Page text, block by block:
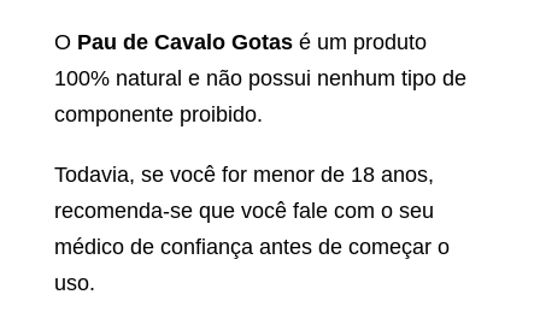
O Pau de Cavalo Gotas é um produto
100% natural e não possui nenhum tipo de
componente proibido.
Todavia, se você for menor de 18 anos,
recomenda-se que você fale com o seu
médico de confiança antes de começar o
uso.